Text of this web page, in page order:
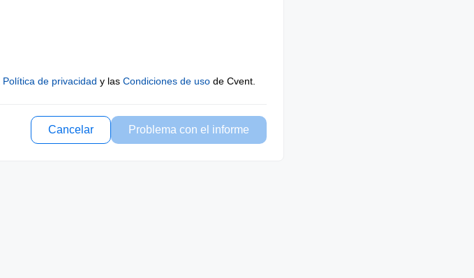
Política de privacidad y las Condiciones de usode Cvent.
Cancelar Problema con el informe